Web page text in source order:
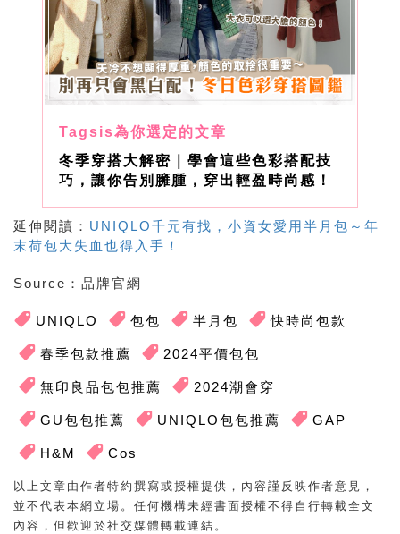
冬季穿搭大解密｜學會這些色彩搭配技
巧，讓你告別臃腫，穿出輕盈時尚感！
延伸閱讀： UNIQLO千元有找，小資女愛用半月包～年
末荷包大失血也得入手！
Source ：品牌官網
UNIQLO 包包 半月包 快時尚包款
春季包款推薦 2024平價包包
無印良品包包推薦 2024潮會穿
GU包包推薦 UNIQLO包包推薦 GAP
H&M Cos
以上文章由作者特約撰寫或授權提供，內容謹反映作者意見，
並不代表本網立場。任何機構未經書面授權不得自行轉載全文
內容，但歡迎於社交媒體轉載連結。